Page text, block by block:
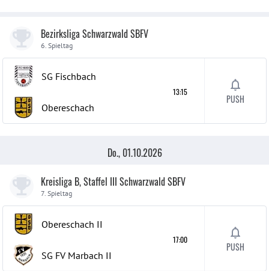
Bezirksliga Schwarzwald SBFV
6. Spieltag
SG Fischbach
Obereschach
13:15
PUSH
Do., 01.10.2026
Kreisliga B, Staffel III Schwarzwald SBFV
7. Spieltag
Obereschach II
SG FV Marbach II
17:00
PUSH